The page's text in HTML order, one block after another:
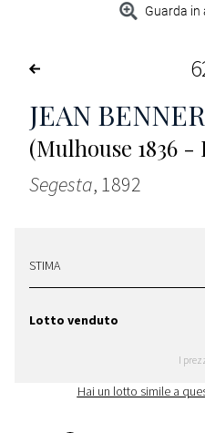
Guarda in
JEAN BENNER
(Mulhouse 1836 -
Segesta, 1892
STIMA
Lotto venduto
I
Hai un lotto simile a